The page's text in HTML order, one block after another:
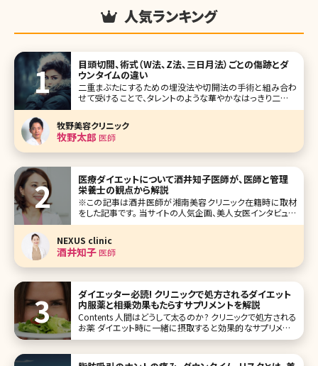
人気ランキング
目頭切開、術式（W法、Z法、三日月法）ごとの傷跡とダ
ウンタイムの違い
二重まぶたにするための埋没法や切開法の手術と組み合わ
せて受けることで、タレントのような華やかなはっきり二重を
手に入れることができ、目が大きくみえる目頭切開の手術。
長引いたり、傷跡が残ってしまったりとトラブルも報告されて
いる施術でもあります。これか
牧野美容クリニック
牧野太郎 医師
医療ダイエットについて酒井知子医師が、医師と管理
栄養士の観点から解説
※この記事は酒井医師が湘南美容クリニック在籍時に取材
をした記事です。 当サイトの人気企画、美人女医インタビュー
でも様々な美容医療について興味深いお話をしてくださった
から医療ダイエットについて掘り下げてお話を伺いました。
体型別にお薦めの食
NEXUS clinic
酒井知子医師
ダイエッター必読! クリニックで処方されるダイエット
内服薬と相乗効果もたらすサプリメントを解説
Contents 人間はどうして太るのか? クリニックで処方される
お薬 ダイエット時に一緒に摂取すると効果的なサプリメント
おわりに ふと鏡を見ると、ぽっこりでたお腹、ムチムチな二の